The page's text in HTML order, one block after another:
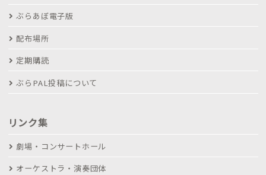
ぶらあぼ電子版
配布場所
定期購読
ぶらPAL投稿について
リンク集
劇場・コンサートホール
オーケストラ・演奏団体